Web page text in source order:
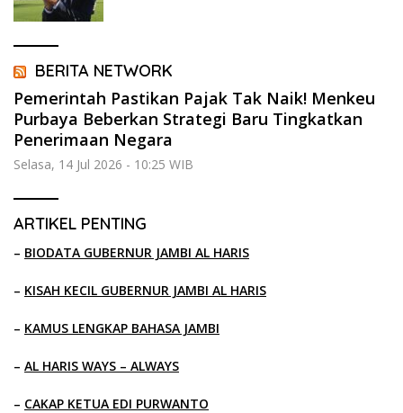
BERITA NETWORK
Pemerintah Pastikan Pajak Tak Naik! Menkeu
Purbaya Beberkan Strategi Baru Tingkatkan
Penerimaan Negara
Selasa, 14 Jul 2026 - 10:25 WIB
ARTIKEL PENTING
– BIODATA GUBERNUR JAMBI AL HARIS
– KISAH KECIL GUBERNUR JAMBI AL HARIS
– KAMUS LENGKAP BAHASA JAMBI
– AL HARIS WAYS – ALWAYS
– CAKAP KETUA EDI PURWANTO